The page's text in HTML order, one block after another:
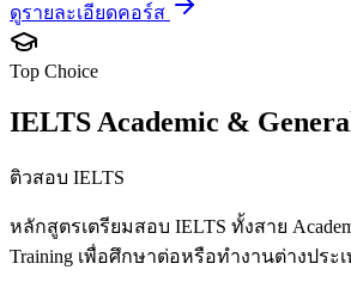
ดูรายละเอียดคอร์ส
Top Choice
IELTS Academic &
ติวสอบ IELTS
หลักสูตรเตรียมสอบ IELTS ทั้งสาย
Training เพื่อศึกษาต่อหรือทำงานต่างประ